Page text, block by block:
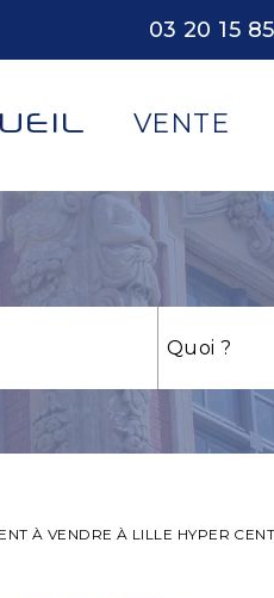
03 20 15
VENTE
À VENDRE À LILLE HYPER